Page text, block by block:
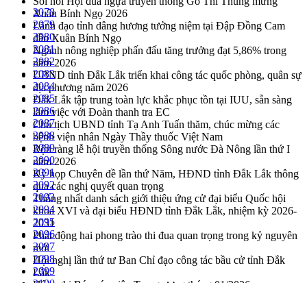
Xuân Bính Ngọ 2026
Lãnh đạo tỉnh dâng hương tưởng niệm tại Đập Đồng Cam
đầu Xuân Bính Ngọ
Ngành nông nghiệp phấn đấu tăng trưởng đạt 5,86% trong
năm 2026
UBND tỉnh Đắk Lắk triển khai công tác quốc phòng, quân sự
địa phương năm 2026
Đắk Lắk tập trung toàn lực khắc phục tồn tại IUU, sẵn sàng
làm việc với Đoàn thanh tra EC
Chủ tịch UBND tỉnh Tạ Anh Tuấn thăm, chúc mừng các
bệnh viện nhân Ngày Thầy thuốc Việt Nam
Rộn ràng lễ hội truyền thống Sông nước Đà Nông lần thứ I
năm 2026
Kỳ họp Chuyên đề lần thứ Năm, HĐND tỉnh Đắk Lắk thông
qua các nghị quyết quan trọng
Thống nhất danh sách giới thiệu ứng cử đại biểu Quốc hội
khoá XVI và đại biểu HĐND tỉnh Đắk Lắk, nhiệm kỳ 2026-
2031
Phát động hai phong trào thi đua quan trọng trong kỷ nguyên
mới
Hội nghị lần thứ tư Ban Chỉ đạo công tác bầu cử tỉnh Đắk
Lắk
2078
2079
2080
2081
2082
2083
2084
2085
2086
2087
2088
2089
2090
2091
2092
2093
2094
2095
2096
2097
2098
2099